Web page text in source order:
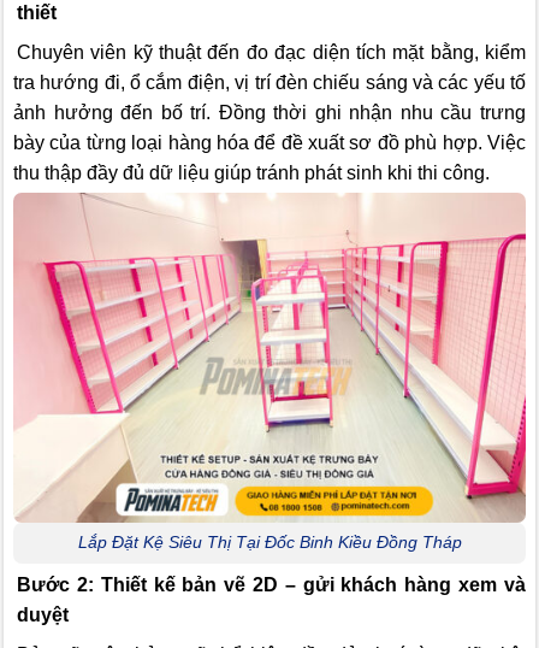
thiết
Chuyên viên kỹ thuật đến đo đạc diện tích mặt bằng, kiểm
tra hướng đi, ổ cắm điện, vị trí đèn chiếu sáng và các yếu tố
ảnh hưởng đến bố trí. Đồng thời ghi nhận nhu cầu trưng
bày của từng loại hàng hóa để đề xuất sơ đồ phù hợp. Việc
thu thập đầy đủ dữ liệu giúp tránh phát sinh khi thi công.
Lắp Đặt Kệ Siêu Thị Tại Đốc Binh Kiều Đồng Tháp
Bước 2: Thiết kế bản vẽ 2D – gửi khách hàng xem và
duyệt